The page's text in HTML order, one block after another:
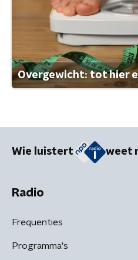
Overgewicht: tot hier
Wie luistert weet
Radio
Frequenties
Programma's